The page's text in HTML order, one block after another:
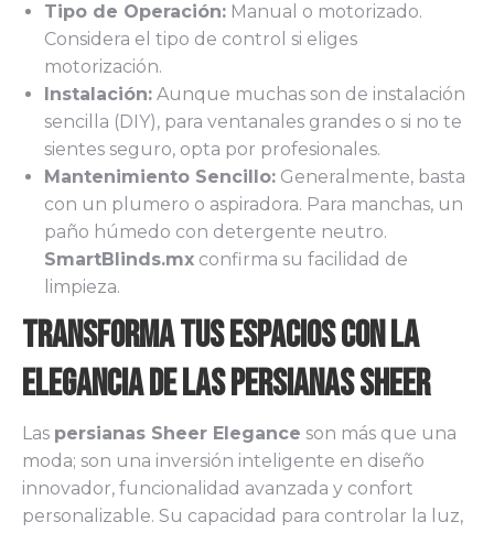
Tipo de Operación: Manual o motorizado.
Considera el tipo de control si eliges
motorización.
Instalación: Aunque muchas son de instalación
sencilla (DIY), para ventanales grandes o si no te
sientes seguro, opta por profesionales.
Mantenimiento Sencillo: Generalmente, basta
con un plumero o aspiradora. Para manchas, un
paño húmedo con detergente neutro.
SmartBlinds.mx confirma su facilidad de
limpieza.
Transforma tus Espacios con la
Elegancia de las Persianas Sheer
Las persianas Sheer Elegance son más que una
moda; son una inversión inteligente en diseño
innovador, funcionalidad avanzada y confort
personalizable. Su capacidad para controlar la luz,